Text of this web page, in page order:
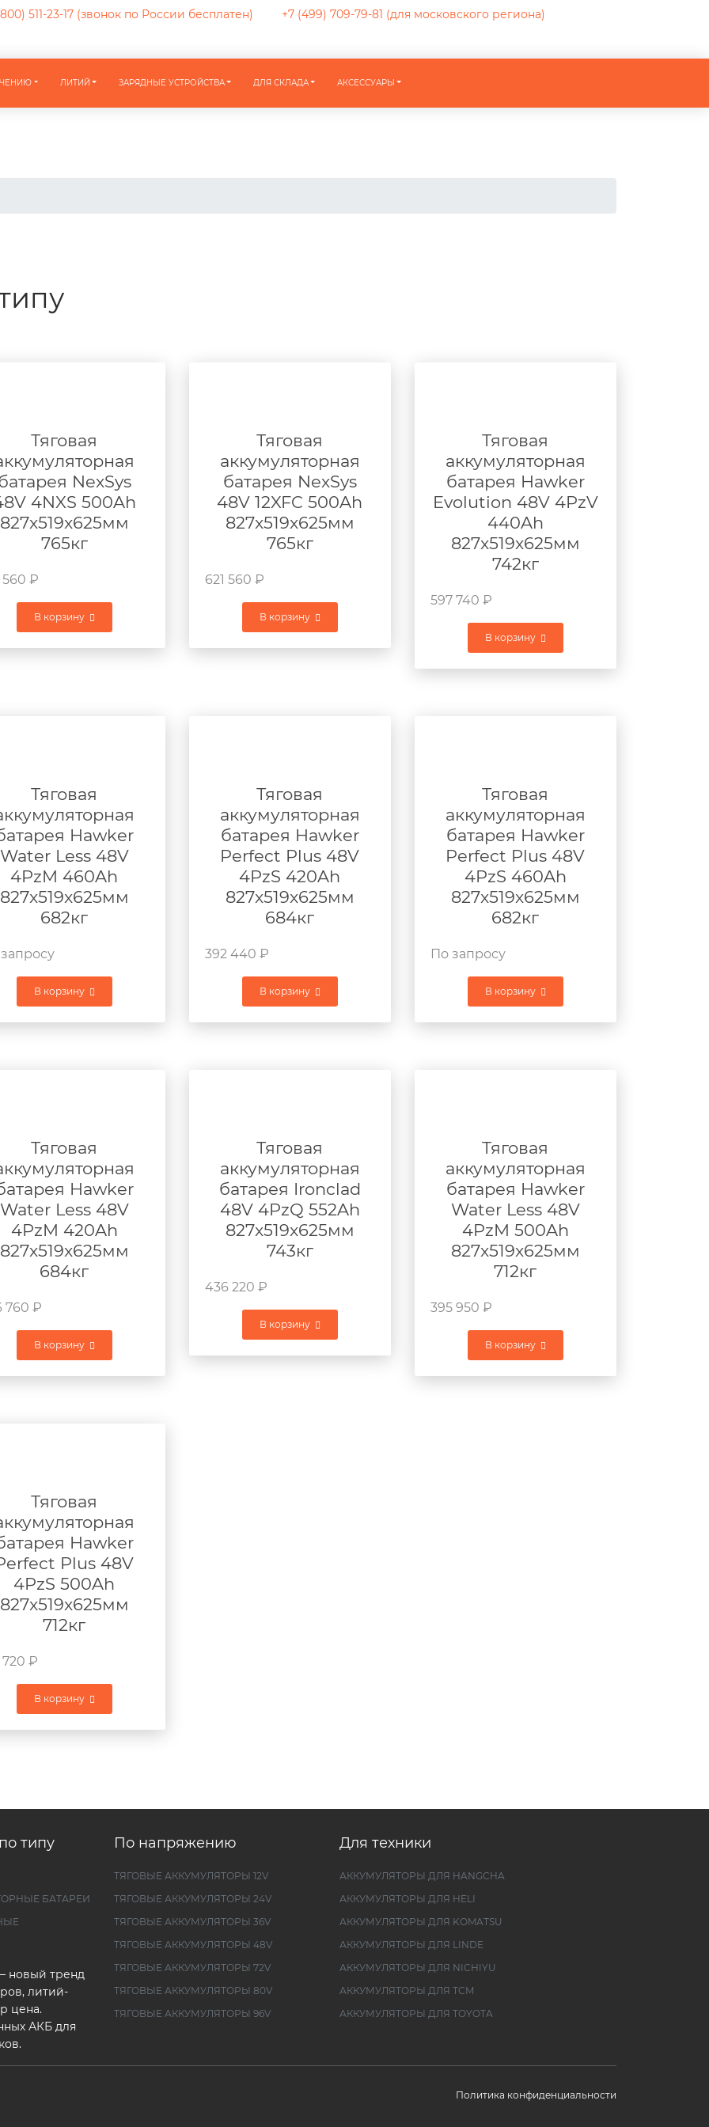
511-23-17 (звонок по России бесплатен) +7 (499) 709-79-81 (для московского региона)
ЛИТИЙ ЗАРЯДНЫЕ УСТРОЙСТВА ДЛЯ СКЛАДА АКСЕССУАРЫ
Тяговая
NexSys
4NXS 500Ah
827x519x625мм
765кг
560 ₽
В корзину
Тяговая
аккумуляторная
батарея NexSys
48V 12XFC 500Ah
827x519x625мм
765кг
621 560 ₽
В корзину
Тяговая
аккумуляторная
батарея Hawker
Evolution 48V 4PzV
440Ah
827x519x625мм
742кг
597 740 ₽
В корзину
Тяговая
Hawker
Water Less 48V
4PzM 460Ah
827x519x625мм
682кг
В корзину
Тяговая
аккумуляторная
батарея Hawker
Perfect Plus 48V
4PzS 420Ah
827x519x625мм
684кг
392 440 ₽
В корзину
Тяговая
аккумуляторная
батарея Hawker
Perfect Plus 48V
4PzS 460Ah
827x519x625мм
682кг
По запросу
В корзину
Тяговая
Hawker
Water Less 48V
4PzM 420Ah
827x519x625мм
684кг
760 ₽
В корзину
Тяговая
аккумуляторная
батарея Ironclad
48V 4PzQ 552Ah
827x519x625мм
743кг
436 220 ₽
В корзину
Тяговая
аккумуляторная
батарея Hawker
Water Less 48V
4PzM 500Ah
827x519x625мм
712кг
395 950 ₽
В корзину
Тяговая
Hawker
Plus 48V
4PzS 500Ah
827x519x625мм
712кг
720 ₽
В корзину
типу
БАТАРЕИ
новый тренд
литий-
цена.
АКБ для
По напряжению
ТЯГОВЫЕ АККУМУЛЯТОРЫ 12V
ТЯГОВЫЕ АККУМУЛЯТОРЫ 24V
ТЯГОВЫЕ АККУМУЛЯТОРЫ 36V
ТЯГОВЫЕ АККУМУЛЯТОРЫ 48V
ТЯГОВЫЕ АККУМУЛЯТОРЫ 72V
ТЯГОВЫЕ АККУМУЛЯТОРЫ 80V
ТЯГОВЫЕ АККУМУЛЯТОРЫ 96V
Для техники
АККУМУЛЯТОРЫ ДЛЯ HANGCHA
АККУМУЛЯТОРЫ ДЛЯ HELI
АККУМУЛЯТОРЫ ДЛЯ KOMATSU
АККУМУЛЯТОРЫ ДЛЯ LINDE
АККУМУЛЯТОРЫ ДЛЯ NICHIYU
АККУМУЛЯТОРЫ ДЛЯ TCM
АККУМУЛЯТОРЫ ДЛЯ TOYOTA
Политика конфиденциальности